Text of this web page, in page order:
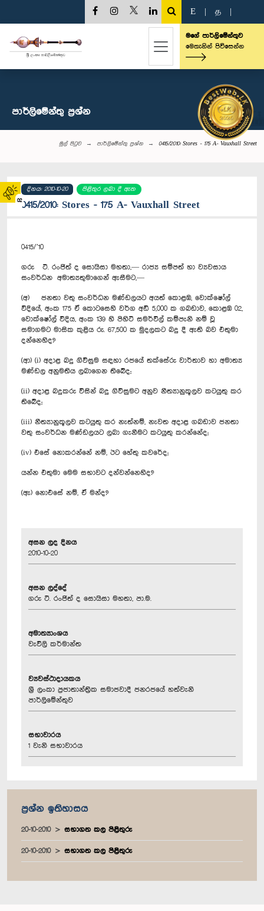
02
E த
මගේ පාර්ලිමේන්තුව
මෙතැනින් පිවිසෙන්න
පාර්ලි‌මේන්තු‌ ප්‍රශ්න
මුල් පිටුව පාර්ලි‌මේන්තු‌ ප්‍රශ්න 0415/2010: Stores - 175 A- Vauxhall Street
දිනය: 2010-10-20 පිළිතුර ලබා දී ඇත
0415/2010: Stores - 175 A- Vauxhall Street
0415/’10
ගරු ටී. රංජිත් ද සොයිසා මහතා,— රාජ්‍ය සම්පත් හා ව්‍යවසාය
සංවර්ධන අමාත්‍යතුමාගෙන් ඇසීමට,—
(අ) ජනතා වතු සංවර්ධන මණ්ඩලයට අයත් ‍කොළඹ, වොක්ෂෝල්
වීදියේ, අංක 175 ඒ කොටසෙහි වර්ග අඩි 5,000 ක ගබඩාව, කොළඹ 02,
වොක්ෂෝල් වීදිය, අංක 139 හි පිහිටි සමර්විල් කම්පැනි නම් වූ
සමාගමට මාසික කුළිය රු. 67,500 ක මුදලකට බදු දී ඇති බව එතුමා
දන්නෙහිද?
(ආ) (i) අදාළ බදු ගිවිසුම සඳහා රජයේ තක්සේරු වාර්තාව හා අමාත්‍ය
මණ්ඩල අනුමතිය ලබාගෙන තිබේද;
(ii) අදාළ බදුකරු විසින් බදු ගිවිසුමට අනුව නීත්‍යානුකූලව කටයුතු කර
තිබේද;
(iii) නීත්‍යානුකූලව කටයුතු කර නැත්නම්, නැවත අදාළ ගබඩාව ජනතා
වතු සංවර්ධන මණ්ඩලයට ලබා ගැනීමට කටයුතු කරන්නේද;
(iv) එසේ නොකරන්නේ නම්, ඊට හේතු කවරේද;
යන්න එතුමා මෙම සභාවට දන්වන්නෙහිද?
(ඇ) නොඑසේ නම්, ඒ මන්ද?
අසන ලද දිනය
2010-10-20
අසන ලද්දේ
ගරු ටී. රංජිත් ද සොයිසා මහතා, පා.ම.
අමාත්‍යාංශය
වැවිලි කර්මාන්ත
ව්‍යවස්ථාදායකය
ශ්‍රී ලංකා ප්‍රජාතාන්ත්‍රික සමාජවාදී ජනරජයේ හත්වැනි
පාර්ලිමේන්තුව
සභාවාරය
1 වැනි සභාවාරය
ප්‍රශ්න ඉතිහාසය
20-10-2010 සභාගත කල පිළිතුරු
20-10-2010 සභාගත කල පිළිතුරු